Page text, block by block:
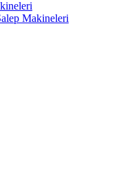
Makineleri